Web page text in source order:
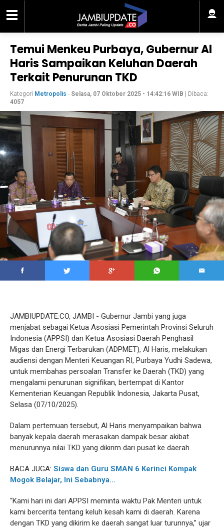
Temui Menkeu Purbaya, Gubernur Al
Haris Sampaikan Keluhan Daerah
Terkait Penurunan TKD
Kategori Metropolis - Selasa, 07 Oktober 2025 - 14:42:16 WIB | Dibaca:
4057
JAMBIUPDATE.CO, JAMBI - Gubernur Jambi yang juga
menjabat sebagai Ketua Asosiasi Pemerintah Provinsi Seluruh
Indonesia (APPSI) dan Ketua Asosiasi Daerah Penghasil
Migas dan Energi Terbarukan (ADPMET), Al Haris, melakukan
audiensi dengan Menteri Keuangan RI, Purbaya Yudhi Sadewa,
untuk membahas persoalan Transfer ke Daerah (TKD) yang
mengalami penurunan signifikan, bertempat di Kantor
Kementerian Keuangan Republik Indonesia, Jakarta Pusat,
Selasa (07/10/2025).
Dalam pertemuan tersebut, Al Haris menyampaikan bahwa
banyak kepala daerah merasakan dampak besar akibat
menurunnya nilai TKD yang dikirim dari pusat ke daerah.
BACA JUGA: Siswa dan Guru SMAN 6 Kerinci Kompak
Mogok Belajar, Ini Sebabnya...
“Kami hari ini dari APPSI meminta waktu Pak Menteri untuk
kami bercerita tentang keluh kesah kami di daerah. Karena
dengan TKD yang dikirim ke daerah sangat luar turunnya,” ujar